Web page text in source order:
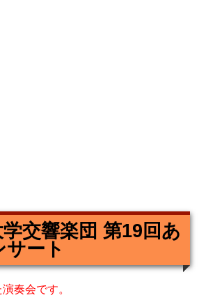
交響楽団 第19回あ
サート
奏会です。